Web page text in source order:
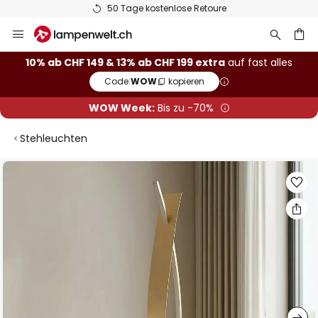
50 Tage kostenlose Retoure
Inhalt
springen
10% ab CHF 149 & 13% ab CHF 199 extra auf fast alles
Code:WOW kopieren
WOW Week:Bis zu -70%
Stehleuchten
Zum